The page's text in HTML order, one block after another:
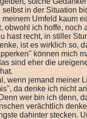
selbst in der Situation
meinem Umfeld kaum
obwohl ich hoffe, noch
hast recht, in stiller
ist es wirklich so,
können mich
sind eher die
wenn jemand meiner
da denke ich nicht
wer bin ich denn,
verächtlich
dahinter stecken.